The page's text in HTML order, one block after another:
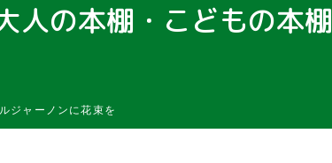
人の本棚・こどもの本棚
ジャーノンに花束を